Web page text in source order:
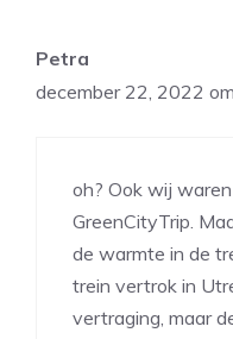
Petra
december 22, 2022
oh? Ook wij
GreenCityTrip.
de warmte in de
trein vertrok in
vertraging, maar